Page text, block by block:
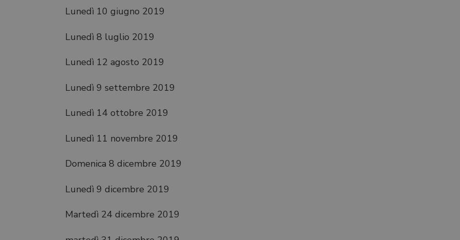
Lunedì 10 giugno 2019
Lunedì 8 luglio 2019
Lunedì 12 agosto 2019
Lunedì 9 settembre 2019
Lunedì 14 ottobre 2019
Lunedì 11 novembre 2019
Domenica 8 dicembre 2019
Lunedì 9 dicembre 2019
Martedì 24 dicembre 2019